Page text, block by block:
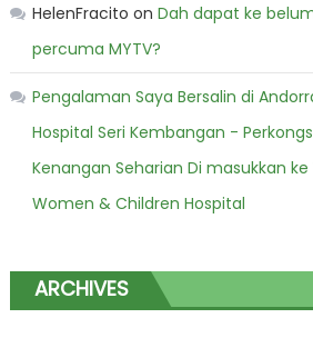
HelenFracito on Dah dapat ke
percuma MYTV?
Pengalaman Saya Bersalin di
Hospital Seri Kembangan -
Kenangan Seharian Di masukkan
Women & Children Hospital
ARCHIVES